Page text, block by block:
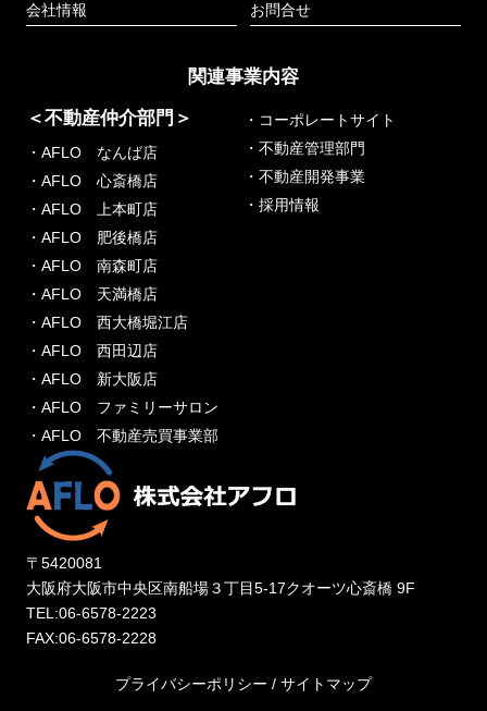
会社情報 お問合せ
関連事業内容
＜不動産仲介部門＞
・AFLO なんば店
・AFLO 心斎橋店
・AFLO 上本町店
・AFLO 肥後橋店
・AFLO 南森町店
・AFLO 天満橋店
・AFLO 西大橋堀江店
・AFLO 西田辺店
・AFLO 新大阪店
・AFLO ファミリーサロン
・AFLO 不動産売買事業部
・コーポレートサイト
・不動産管理部門
・不動産開発事業
・採用情報
〒5420081
大阪府大阪市中央区南船場３丁目5-17クオーツ心斎橋 9F
TEL:06-6578-2223
FAX:06-6578-2228
プライバシーポリシー / サイトマップ